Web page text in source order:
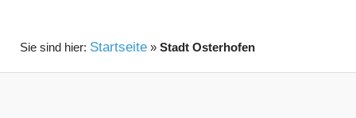
Startseite» Stadt Osterhofen